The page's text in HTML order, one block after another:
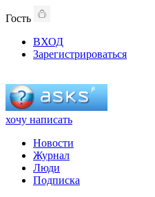
Гость
ВХОД
Зарегистрироваться
хочу написать
Новости
Журнал
Люди
Подписка